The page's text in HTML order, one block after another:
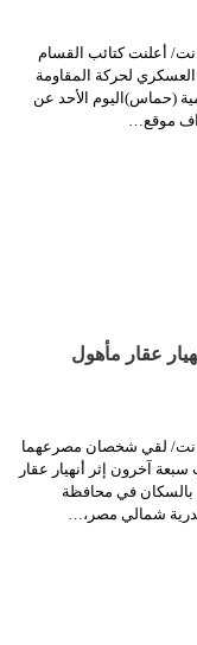
نت/ أعلنت كتائب القسام
العسكري لحركة المقاومة
(حماس)اليوم الأحد عن
موقع…
عقار مأهول
نت/ لقي شخصان مصرعهما
آخرون إثر أنهيار عقار
بالسكان في محافظة
شمالي مصر،…